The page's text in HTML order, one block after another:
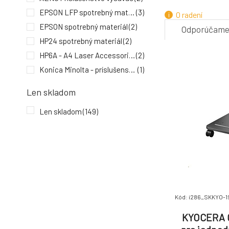
EPSON LFP spotrebný materiál (3)
EPSON spotrebný materiál(2)
HP24 spotrebný materiál(2)
HP6A - A4 Laser Accessories(2)
Konica Minolta - príslušenstvo (1)
OEM wifi príslušenstvo
Len skladom
Len skladom(149)
O radení
Odporúčame
Kód: i286_SKKYO-